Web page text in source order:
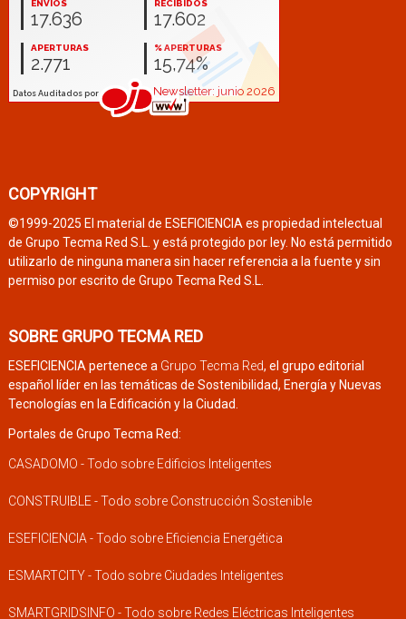
COPYRIGHT
©1999-2025 El material de ESEFICIENCIA es propiedad intelectual
de Grupo Tecma Red S.L. y está protegido por ley. No está permitido
utilizarlo de ninguna manera sin hacer referencia a la fuente y sin
permiso por escrito de Grupo Tecma Red S.L.
SOBRE GRUPO TECMA RED
ESEFICIENCIA pertenece a Grupo Tecma Red, el grupo editorial
español líder en las temáticas de Sostenibilidad, Energía y Nuevas
Tecnologías en la Edificación y la Ciudad.
Portales de Grupo Tecma Red:
CASADOMO - Todo sobre Edificios Inteligentes
CONSTRUIBLE - Todo sobre Construcción Sostenible
ESEFICIENCIA - Todo sobre Eficiencia Energética
ESMARTCITY - Todo sobre Ciudades Inteligentes
SMARTGRIDSINFO - Todo sobre Redes Eléctricas Inteligentes